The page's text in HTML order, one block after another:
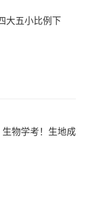
大五小比例下
物学考！生地成